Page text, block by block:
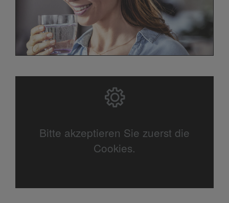
Bitte akzeptieren Sie zuerst die
Cookies.